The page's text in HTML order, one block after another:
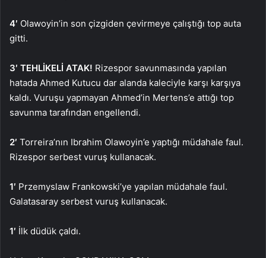
4′ Olawoyin’in son çizgiden çevirmeye çalıştığı top auta
gitti.
3′ TEHLİKELİ ATAK! Rizespor savunmasında yapılan
hatada Ahmed Kutucu dar alanda kaleciyle karşı karşıya
kaldı. Vuruşu yapmayan Ahmed’in Mertens’e attığı top
savunma tarafından engellendi.
2′ Torreira’nın Ibrahim Olawoyin’e yaptığı müdahale faul.
Rizespor serbest vuruş kullanacak.
1′ Przemyslaw Frankowski’ye yapılan müdahale faul.
Galatasaray serbest vuruş kullanacak.
1′ İlk düdük çaldı.